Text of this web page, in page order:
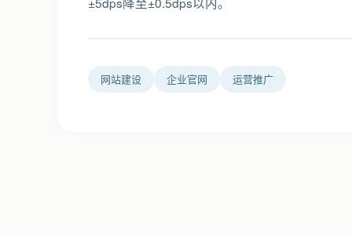
网站建设 企业官网 运营推广